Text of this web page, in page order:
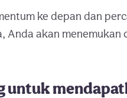
ke depan dan
Anda akan menemukan
untuk